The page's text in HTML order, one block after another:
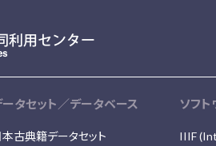
ータセット／データベース
古典籍データセット
ソフト
IIIF